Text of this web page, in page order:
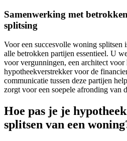
Samenwerking met
splitsing
Voor een succesvolle woning splitsen
alle betrokken partijen essentieel. U
voor vergunningen, een architect
hypotheekverstrekker voor de
communicatie tussen deze partijen
zorgt voor een soepele afronding van
Hoe pas je je
splitsen van een